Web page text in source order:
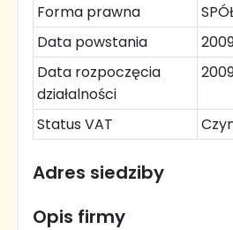
Forma prawna
Data powstania
Data rozpoczęcia
działalności
Status VAT
Adres siedziby
Opis firmy